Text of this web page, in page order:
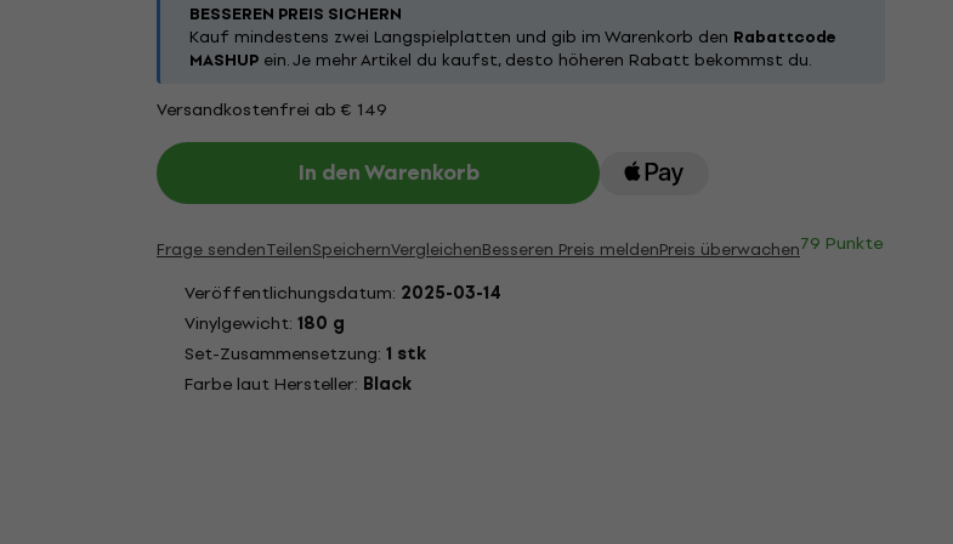
BESSEREN PREIS SICHERN
Kauf mindestens zwei Langspielplatten und gib im Warenkorb den Rabattcode
MASHUP ein. Je mehr Artikel du kaufst, desto höheren Rabatt bekommst du.
Versandkostenfrei ab € 149
In den Warenkorb
Frage sendenTeilenSpeichernVergleichenBesseren Preis meldenPreis überwachen79 Punkte
Veröffentlichungsdatum: 2025-03-14
Vinylgewicht: 180 g
Set-Zusammensetzung: 1 stk
Farbe laut Hersteller: Black